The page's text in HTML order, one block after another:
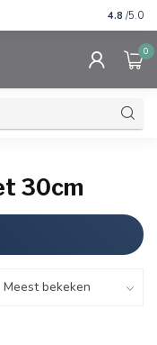
Gratis
4.8 /5.0
0
30cm